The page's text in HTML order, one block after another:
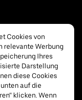
Cookies von
relevante Werbung
Ihres
Darstellung
diese Cookies
auf die
klicken. Wenn